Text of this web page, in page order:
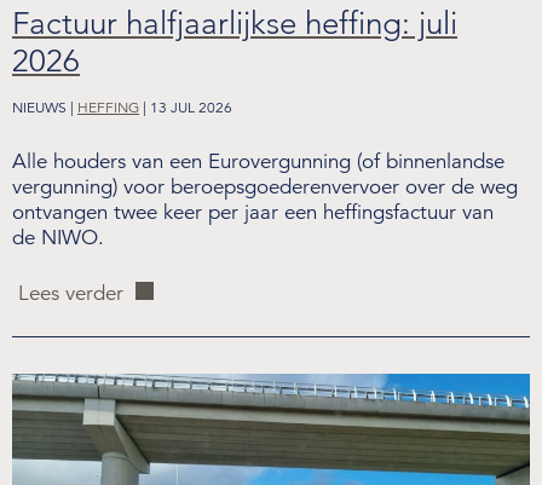
Factuur halfjaarlijkse heffing: juli
2026
NIEUWS | HEFFING | 13 JUL 2026
Alle houders van een Eurovergunning (of binnenlandse
vergunning) voor beroepsgoederenvervoer over de weg
ontvangen twee keer per jaar een heffingsfactuur van
de NIWO.
Lees verder